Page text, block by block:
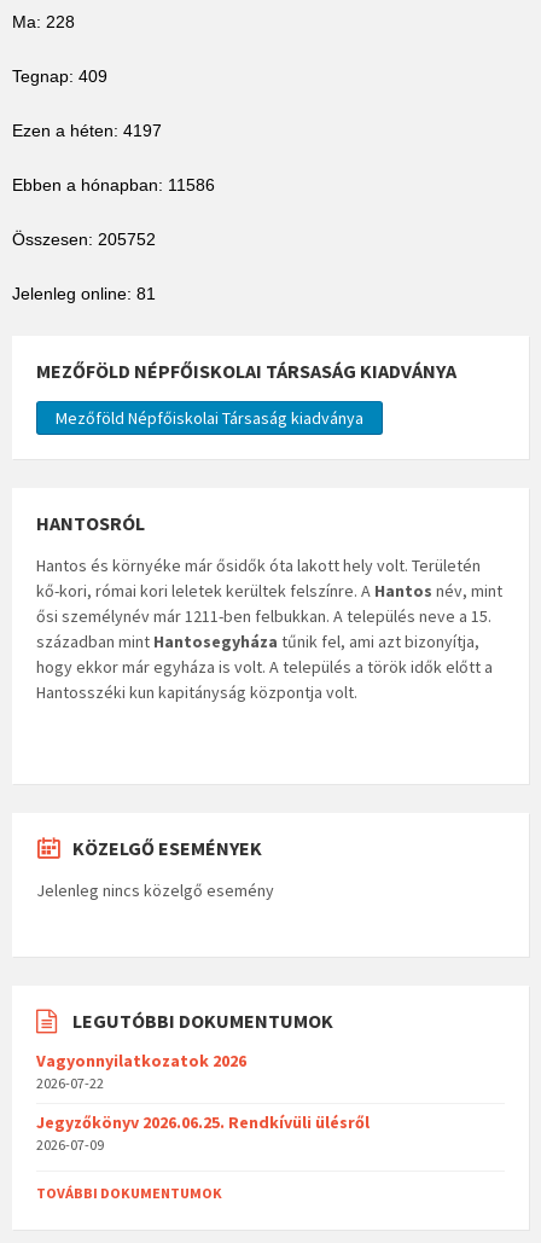
Ma: 228
Tegnap: 409
Ezen a héten: 4197
Ebben a hónapban: 11586
Összesen: 205752
Jelenleg online: 81
MEZŐFÖLD NÉPFŐISKOLAI TÁRSASÁG KIADVÁNYA
Mezőföld Népfőiskolai Társaság kiadványa
HANTOSRÓL
Hantos és környéke már ősidők óta lakott hely volt. Területén
kő-kori, római kori leletek kerültek felszínre. A Hantos név, mint
ősi személynév már 1211-ben felbukkan. A település neve a 15.
században mint Hantosegyháza tűnik fel, ami azt bizonyítja,
hogy ekkor már egyháza is volt. A település a török idők előtt a
Hantosszéki kun kapitányság központja volt.
KÖZELGŐ ESEMÉNYEK
Jelenleg nincs közelgő esemény
LEGUTÓBBI DOKUMENTUMOK
Vagyonnyilatkozatok 2026
2026-07-22
Jegyzőkönyv 2026.06.25. Rendkívüli ülésről
2026-07-09
TOVÁBBI DOKUMENTUMOK